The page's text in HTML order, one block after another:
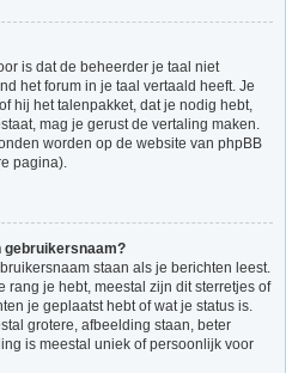
is dat de beheerder je taal niet
het forum in je taal vertaald heeft. Je
hij het talenpakket, dat je nodig hebt,
mag je gerust de vertaling maken.
worden op de website van phpBB
pagina).
gebruikersnaam?
staan als je berichten leest.
rang je hebt, meestal zijn dit sterretjes of
je geplaatst hebt of wat je status is.
grotere, afbeelding staan, beter
is meestal uniek of persoonlijk voor